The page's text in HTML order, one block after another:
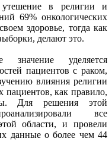
в религии и
69% онкологических
здоровье, тогда как
делают это.
уделяется
пациентов с раком,
влияния религии
пациентов, как правило,
Для решения этой
все
области, и провели
данные о более чем 44